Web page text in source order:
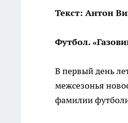
Текст: Антон
Футбол.
В первый день
межсезонья
фамилии